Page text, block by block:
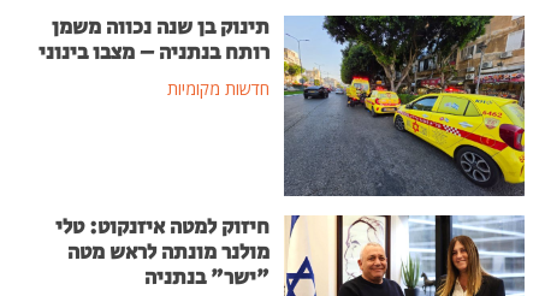
תינוק בן שנה נכווה משמן
רותח בנתניה – מצבו בינוני
חדשות מקומיות
חיזוק למטה איזנקוט: טלי
מולנר מונתה לראש מטה
"ישר" בנתניה